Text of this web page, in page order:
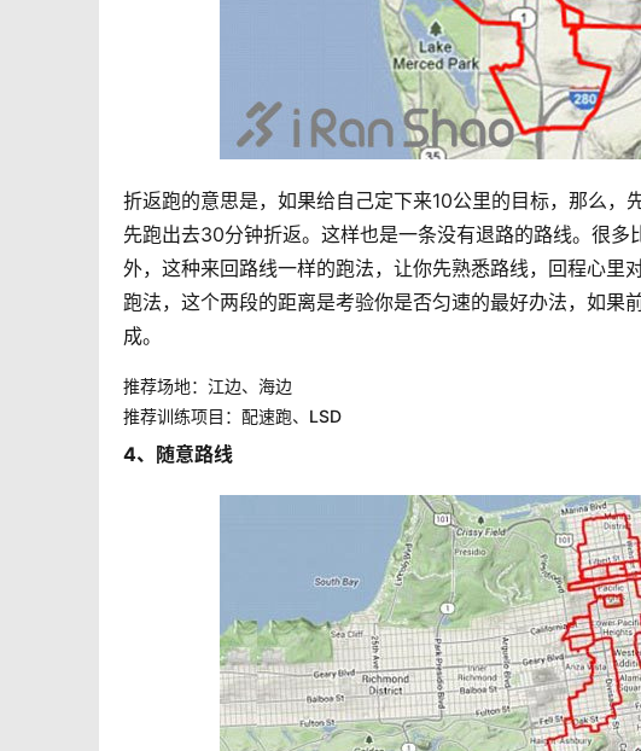
折返跑的意思是，如果给自己定下来10公里的目标，那么，
先跑出去30分钟折返。这样也是一条没有退路的路线。很
外，这种来回路线一样的跑法，让你先熟悉路线，回程心里
跑法，这个两段的距离是考验你是否匀速的最好办法，如
成。
推荐场地：江边、海边
推荐训练项目：配速跑、LSD
4、随意路线